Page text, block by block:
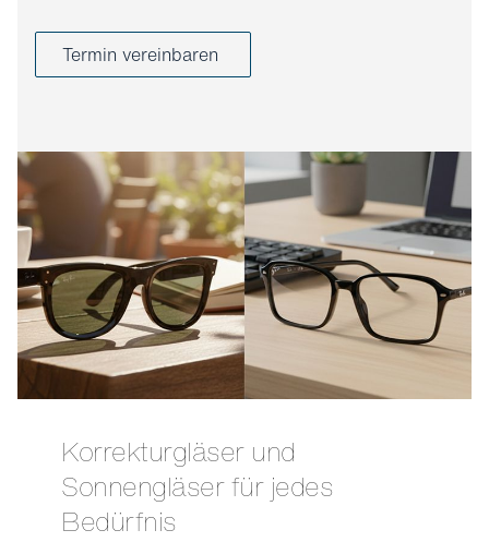
Termin vereinbaren
Korrekturgläser und
Sonnengläser für jedes
Bedürfnis